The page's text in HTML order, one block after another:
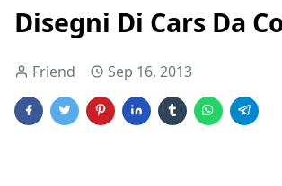
Disegni Di Cars Da
Friend Sep 16, 2013